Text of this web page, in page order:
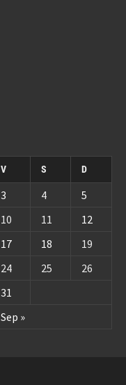
V S D
Sep »
3 4
5
10 11
12
17 18
19
24 25
26
31